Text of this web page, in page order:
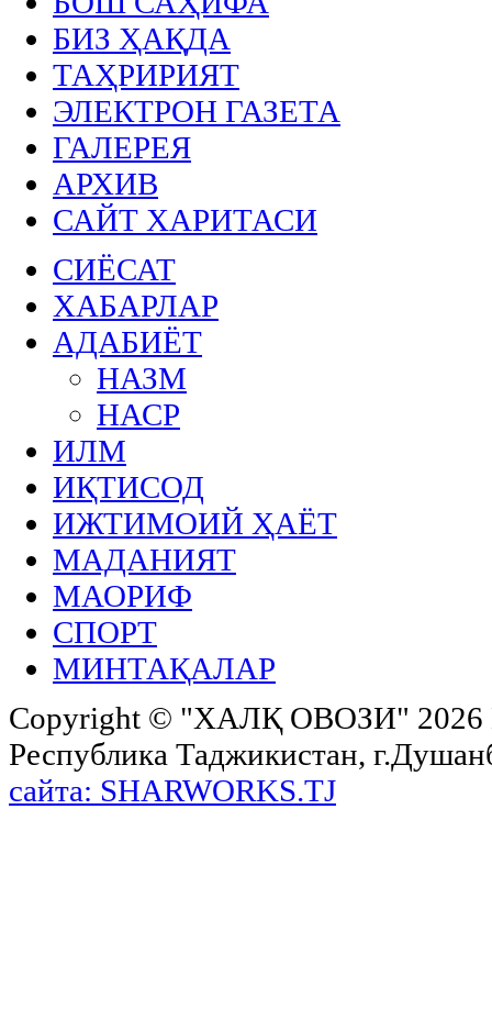
БИЗ ҲАҚДА
ТАҲРИРИЯТ
ЭЛЕКТРОН ГАЗЕТА
ГАЛЕРЕЯ
АРХИВ
САЙТ ХАРИТАСИ
СИЁСАТ
ХАБАРЛАР
АДАБИЁТ
НАЗМ
НАСР
ИЛМ
ИҚТИСОД
ИЖТИМОИЙ ҲАЁТ
МАДАНИЯТ
МАОРИФ
СПОРТ
МИНТАҚАЛАР
Copyright © "ХАЛҚ ОВОЗИ"
Республика Таджикистан,
сайта: SHARWORKS.TJ